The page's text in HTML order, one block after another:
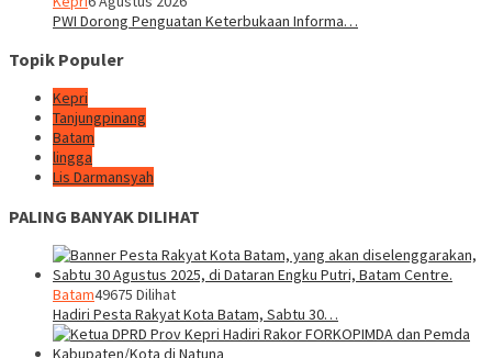
PWI Dorong Penguatan Keterbukaan Informa…
Topik Populer
Kepri
Tanjungpinang
Batam
lingga
Lis Darmansyah
PALING BANYAK DILIHAT
Batam49675 Dilihat
Hadiri Pesta Rakyat Kota Batam, Sabtu 30…